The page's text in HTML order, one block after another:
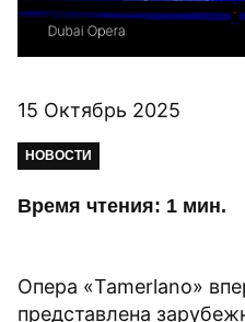
15 Октябрь 2025
НОВОСТИ
Время чтения: 1 мин.
Опера «Tamerlano»
представлена